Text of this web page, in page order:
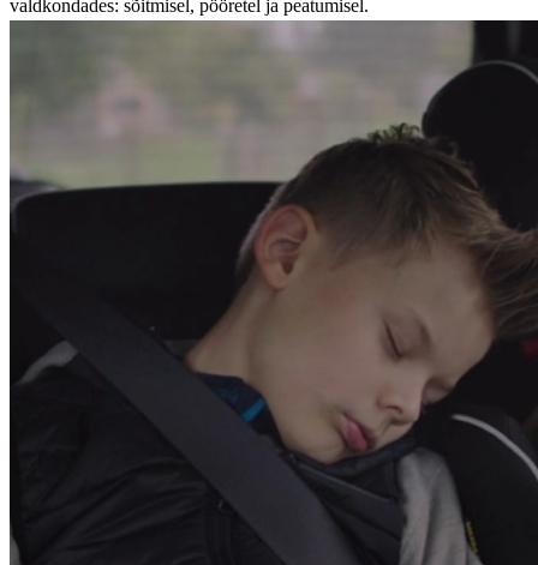
valdkondades: sõitmisel, pööretel ja peatumisel.